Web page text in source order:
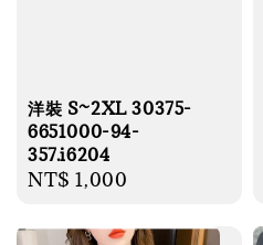
洋裝 S~2XL 30375-
6651000-94-
357.i6204
Regular
NT$ 1,000